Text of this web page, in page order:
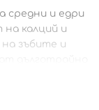
средни и едри
на калций и
зъбите и